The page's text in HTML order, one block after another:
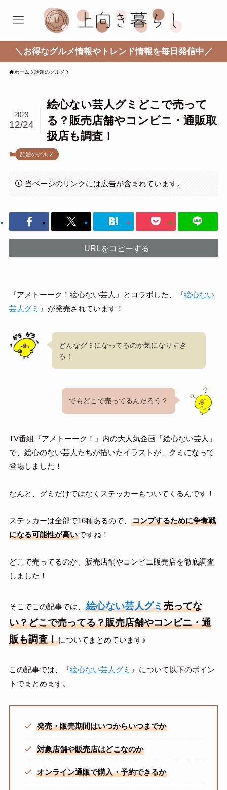
＼お得なグルメ情報やトレンド情報を毎日発信中／
ホーム 話題のグルメ
絵心ない芸人グミどこで売って
る？販売店舗やコンビニ・通販取
扱店も調査！
2023
12/24
話題のグルメ
当ページのリンクには広告が含まれています。
URLをコピーする
『アメトーーク！絵心ない芸人』とコラボした、『絵心ない
芸人グミ 』が発売されています！
どんなグミになってるのか気になりすぎ
る！
でもどこで売ってるんだろう？
TV番組『アメトーーク！』内の大人気企画「絵心ない芸人」
で、絵心のない芸人たちが描いたイラストが、グミになって
登場しました！
なんと、グミだけではなくステッカーもついてくるんです！
ステッカーは全部で16種あるので、
コンプするために争奪戦
になる可能性が高いですね！
どこで売ってるのか、販売店舗やコンビニ販売店を徹底調査
しました！
そこでこの記事では、 絵心ない芸人グミ売ってな
い？どこで売ってる？販売店舗やコンビニ・通
販も調査！についてまとめています♪
この記事では、『絵心ない芸人グミ 』について以下のポイン
トでまとめます。
発売・販売期間はいつからいつまでか
対象店舗や販売店はどこなのか
オンライン通販で購入・予約できるか